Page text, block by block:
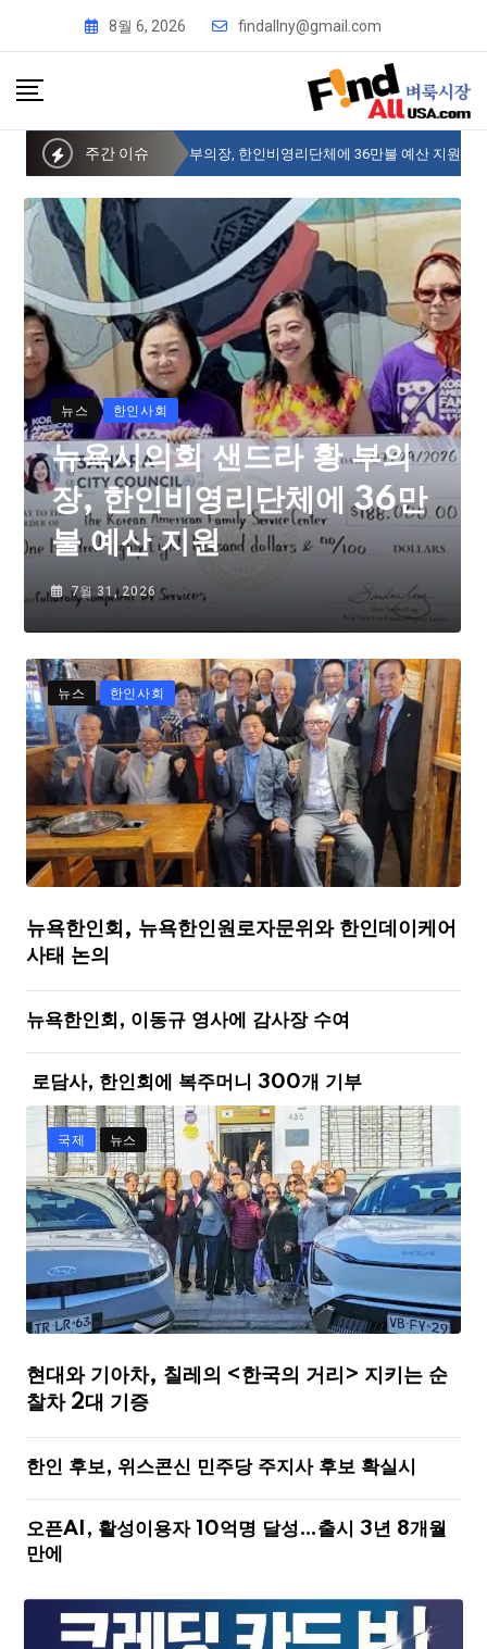
8월 6, 2026 findallny@gmail.com
주간 이슈
뉴욕시의회 샌드라 황 부의장, 한인비영리단체에 36만불 예산 지원
뉴스 한인사회
뉴욕시의회 샌드라 황 부의
장, 한인비영리단체에 36만
불 예산 지원
7월 31, 2026
뉴스 한인사회
뉴욕한인회, 뉴욕한인원로자문위와 한인데이케어
사태 논의
뉴욕한인회, 이동규 영사에 감사장 수여
로담사, 한인회에 복주머니 300개 기부
국제 뉴스
현대와 기아차, 칠레의 <한국의 거리> 지키는 순
찰차 2대 기증
한인 후보, 위스콘신 민주당 주지사 후보 확실시
오픈AI, 활성이용자 10억명 달성…출시 3년 8개월
만에